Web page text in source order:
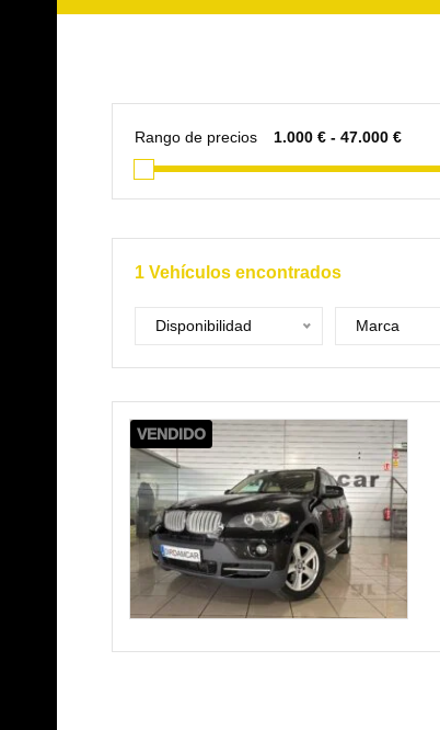
Rango de precios
1 Vehículos encontrados
Disponibilidad Marca
VENDIDO